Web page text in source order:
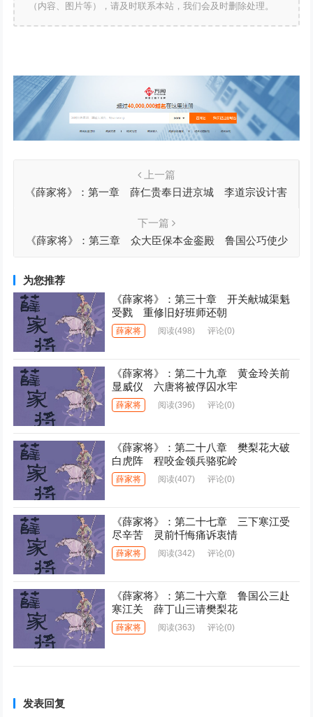
（内容、图片等），请及时联系本站，我们会及时删除处理。
上一篇
《薛家将》：第一章 薛仁贵奉日进京城 李道宗设计害
下一篇
《薛家将》：第三章 众大臣保本金銮殿 鲁国公巧使少
为您推荐
《薛家将》：第三十章 开关献城渠魁
受戮 重修旧好班师还朝
薛家将 阅读(498) 评论(0)
《薛家将》：第二十九章 黄金玲关前
显威仪 六唐将被俘囚水牢
薛家将 阅读(396) 评论(0)
《薛家将》：第二十八章 樊梨花大破
白虎阵 程咬金领兵骆驼岭
薛家将 阅读(407) 评论(0)
《薛家将》：第二十七章 三下寒江受
尽辛苦 灵前忏悔痛诉衷情
薛家将 阅读(342) 评论(0)
《薛家将》：第二十六章 鲁国公三赴
寒江关 薛丁山三请樊梨花
薛家将 阅读(363) 评论(0)
发表回复